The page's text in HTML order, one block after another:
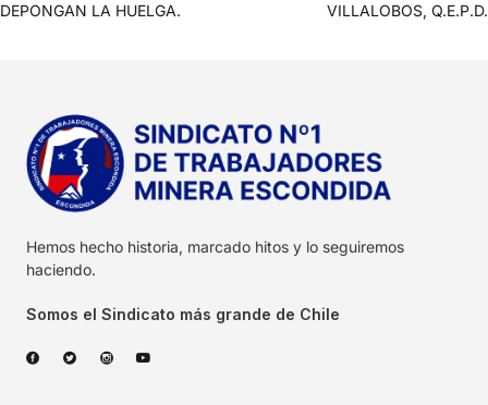
DEPONGAN LA HUELGA.
VILLALOBOS, Q.E.P.D.
Hemos hecho historia, marcado hitos y lo seguiremos
haciendo.
Somos el Sindicato más grande de Chile